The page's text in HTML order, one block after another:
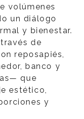
volúmenes
un diálogo
y bienestar.
de
reposapiés,
banco y
que
estético,
y